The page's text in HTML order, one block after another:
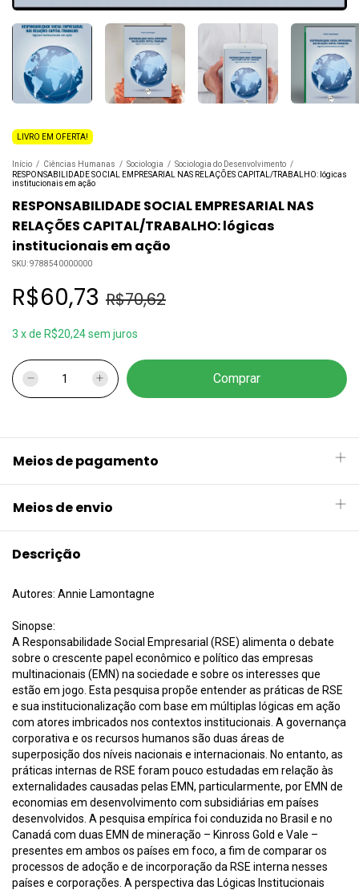
LIVRO EM OFERTA!
Início / Ciências Humanas / Sociologia / Sociologia do Desenvolvimento /
RESPONSABILIDADE SOCIAL EMPRESARIAL NAS RELAÇÕES CAPITAL/TRABALHO: lógicas
institucionais em ação
RESPONSABILIDADE SOCIAL EMPRESARIAL NAS
RELAÇÕES CAPITAL/TRABALHO: lógicas
institucionais em ação
SKU:9788540000000
R$60,73 R$70,62
3 xde R$20,24sem juros
Meios de pagamento
Meios de envio
Descrição
Autores: Annie Lamontagne
Sinopse:
A Responsabilidade Social Empresarial (RSE) alimenta o debate
sobre o crescente papel econômico e político das empresas
multinacionais (EMN) na sociedade e sobre os interesses que
estão em jogo. Esta pesquisa propõe entender as práticas de RSE
e sua institucionalização com base em múltiplas lógicas em ação
com atores imbricados nos contextos institucionais. A governança
corporativa e os recursos humanos são duas áreas de
superposição dos níveis nacionais e internacionais. No entanto, as
práticas internas de RSE foram pouco estudadas em relação às
externalidades causadas pelas EMN, particularmente, por EMN de
economias em desenvolvimento com subsidiárias em países
desenvolvidos. A pesquisa empírica foi conduzida no Brasil e no
Canadá com duas EMN de mineração – Kinross Gold e Vale –
presentes em ambos os países em foco, a fim de comparar os
processos de adoção e de incorporação da RSE interna nesses
países e corporações. A perspectiva das Lógicas Institucionais